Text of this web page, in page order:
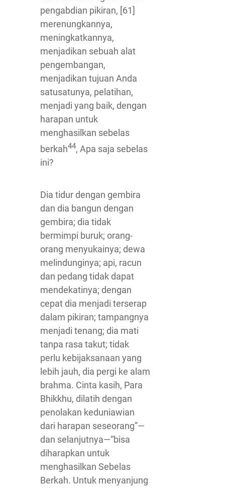
pengabdian pikiran, [61]
merenungkannya,
meningkatkannya,
menjadikan sebuah alat
pengembangan,
menjadikan tujuan Anda
satusatunya, pelatihan,
menjadi yang baik, dengan
harapan untuk
menghasilkan sebelas
berkah44, Apa saja sebelas
ini?
Dia tidur dengan gembira
dan dia bangun dengan
gembira; dia tidak
bermimpi buruk; orang-
orang menyukainya; dewa
melindunginya; api, racun
dan pedang tidak dapat
mendekatinya; dengan
cepat dia menjadi terserap
dalam pikiran; tampangnya
menjadi tenang; dia mati
tanpa rasa takut; tidak
perlu kebijaksanaan yang
lebih jauh, dia pergi ke alam
brahma. Cinta kasih, Para
Bhikkhu, dilatih dengan
penolakan keduniawian
dari harapan seseorang”—
dan selanjutnya—“bisa
diharapkan untuk
menghasilkan Sebelas
Berkah. Untuk menyanjung